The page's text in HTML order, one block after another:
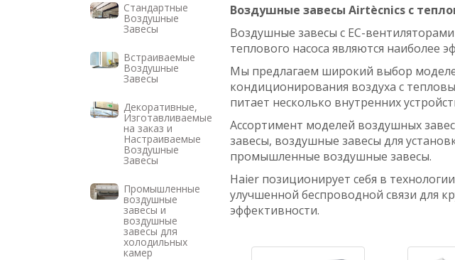
Стандартные
Воздушные
Завесы
Встраиваемые
Воздушные
Завесы
Декоративные,
Изготавливаемые
на заказ и
Настраиваемые
Воздушные
Завесы
Промышленные
воздушные
завесы и
воздушные
завесы для
холодильных
камер
Воздушные завесы Airtècnics с
Воздушные завесы с ЕС-
теплового насоса являются
Мы предлагаем широкий выбор
кондиционирования воздуха с
питает несколько внутренних
Ассортимент моделей воздушных
завесы, воздушные завесы для
промышленные воздушные завесы.
Haier позиционирует себя в технологии
улучшенной беспроводной связи для
эффективности.